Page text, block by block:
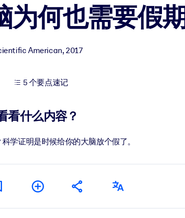
为何也需要假期
American,2017
5 个要点速记
看什么内容？
学证明是时候给你的大脑放个假了。